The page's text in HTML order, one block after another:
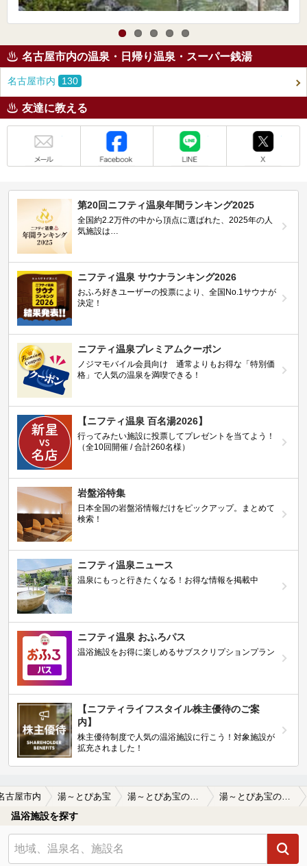
名古屋市内の温泉・日帰り温泉・スーパー銭湯
名古屋市内 130
友達に教える
第20回ニフティ温泉年間ランキング2025
全国約2.2万件の中から頂点に選ばれた、2025年の人
気施設は…
ニフティ温泉 サウナランキング2026
おふろ好きユーザーの投票により、全国No.1サウナが
決定！
ニフティ温泉プレミアムクーポン
ノジマモバイル会員向け 通常よりもお得な「特別価
格」で人気の温泉を満喫できる！
【ニフティ温泉 百名湯2026】
行ってみたい施設に投票してプレゼントを当てよう！
（全10回開催 / 合計260名様）
岩盤浴特集
日本全国の岩盤浴情報だけをピックアップ。まとめて
検索！
ニフティ温泉ニュース
温泉にもっと行きたくなる！お得な情報を掲載中
ニフティ温泉 おふろパス
温浴施設をお得に楽しめるサブスクリプションプラン
【ニフティライフスタイル株主優待のご案
内】
株主優待制度で人気の温浴施設に行こう！対象施設が
拡充されました！
古屋市内 湯～とぴあ宝
温浴施設を探す